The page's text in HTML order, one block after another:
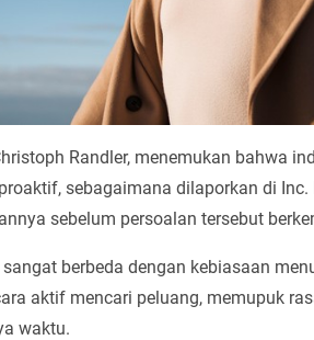
Randler, menemukan bahwa
sebagaimana dilaporkan di
sebelum persoalan tersebut
berbeda dengan kebiasaan
aktif mencari peluang, memupuk
waktu.